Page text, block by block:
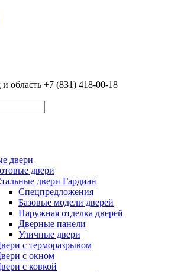
область +7 (831) 418-00-18
двери
двери
двери Гардиан
Спецпредложения
Базовые модели дверей
Наружная отделка дверей
Дверные панели
Уличные двери
с терморазрывом
с окном
с ковкой